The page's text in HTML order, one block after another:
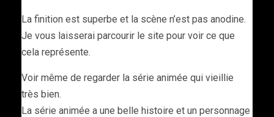
La finition est superbe et la scène n’est pas anodine.
Je vous laisserai parcourir le site pour voir ce que
cela représente.
Voir même de regarder la série animée qui vieillie
très bien.
La série animée a une belle histoire et un personnage